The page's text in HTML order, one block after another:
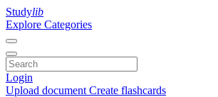
Studylib
Explore Categories
Login
Upload document Create flashcards